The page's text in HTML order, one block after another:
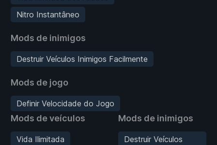
Nitro Instantâneo
Mods de inimigos
Destruir Veículos Inimigos Facilmente
Mods de jogo
Definir Velocidade do Jogo
Mods de veículos
Vida Ilimitada
Mods de inimigos
Destruir Veículos